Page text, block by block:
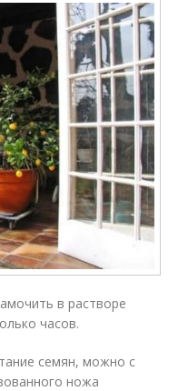
в растворе
часов.
семян, можно с
ножа